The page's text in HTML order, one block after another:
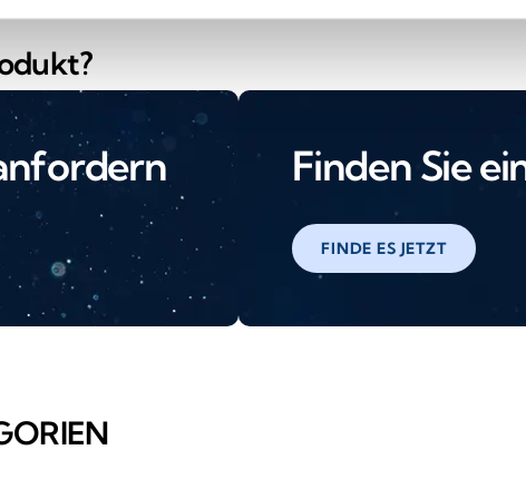
Finden Sie
FINDE ES JETZT